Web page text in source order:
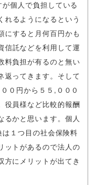
個人で負担している
れるようになるという
にすると月何百円かも
信託などを利用して運
料負担が有るのと無い
返ってきます。そして
０円から５５,０００
役員様など比較的報酬
るかと思います。個人
１つ目の社会保険料
ットがあるので法人の
方にメリットが出てき